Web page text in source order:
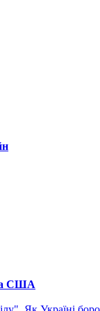
США